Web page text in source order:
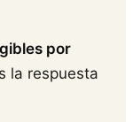
por
la respuesta